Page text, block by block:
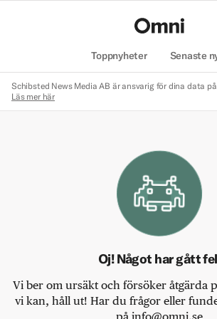
Toppnyheter Senaste
Schibsted News Media AB är ansvarig för dina data
Läs mer här
Oj! Något har gått
Vi ber om ursäkt och försöker åtgärda
vi kan, håll ut! Har du frågor eller